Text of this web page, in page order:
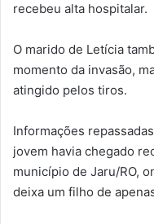
recebeu alta hospitalar.
O marido de Letícia
momento da invasão,
atingido pelos tiros.
Informações
jovem havia chegado
município de Jaru/RO,
deixa um filho de